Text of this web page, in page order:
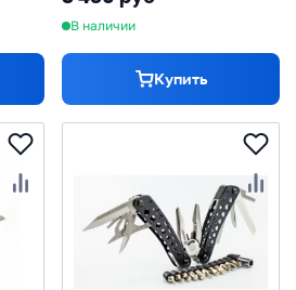
В наличии
Купить